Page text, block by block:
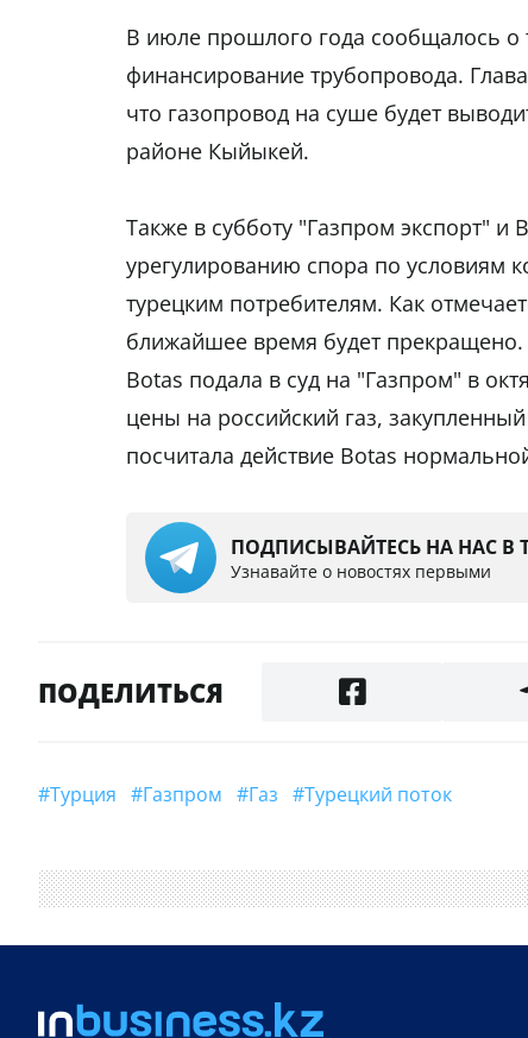
В июле прошлого года сообщалось о
финансирование трубопровода.
что газопровод на суше будет
районе Кыйыкей.
Также в субботу "Газпром экспорт"
урегулированию спора по условиям
турецким потребителям. Как
ближайшее время будет прекращено.
Botas подала в суд на "Газпром" в
цены на российский газ,
посчитала действие Botas
ПОДПИСЫВАЙТЕСЬ НА НАС В
Узнавайте о новостях первыми
ПОДЕЛИТЬСЯ
#Турция #Газпром #газ #Турецкий поток